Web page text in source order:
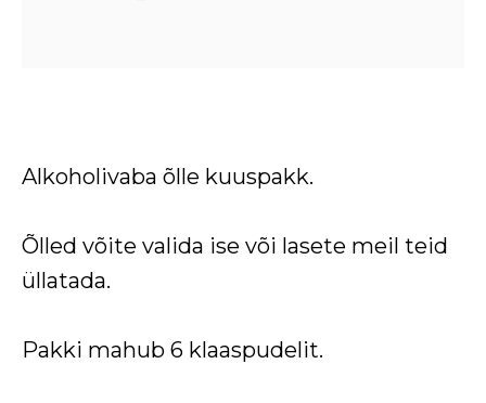
Alkoholivaba õlle kuuspakk.
Õlled võite valida ise või lasete meil teid
üllatada.
Pakki mahub 6 klaaspudelit.